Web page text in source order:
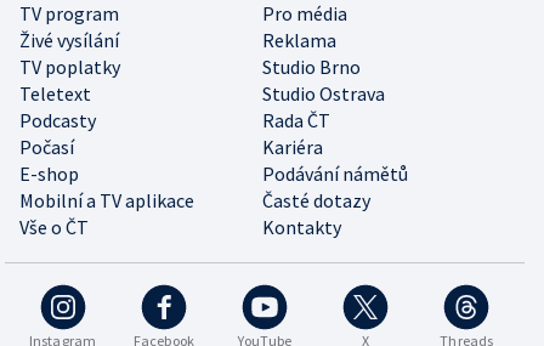
TV program
Pro média
Živé vysílání
Reklama
TV poplatky
Studio Brno
Teletext
Studio Ostrava
Podcasty
Rada ČT
Počasí
Kariéra
E-shop
Podávání námětů
Mobilní a TV aplikace
Časté dotazy
Vše o ČT
Kontakty
Instagram Facebook YouTube X Threads